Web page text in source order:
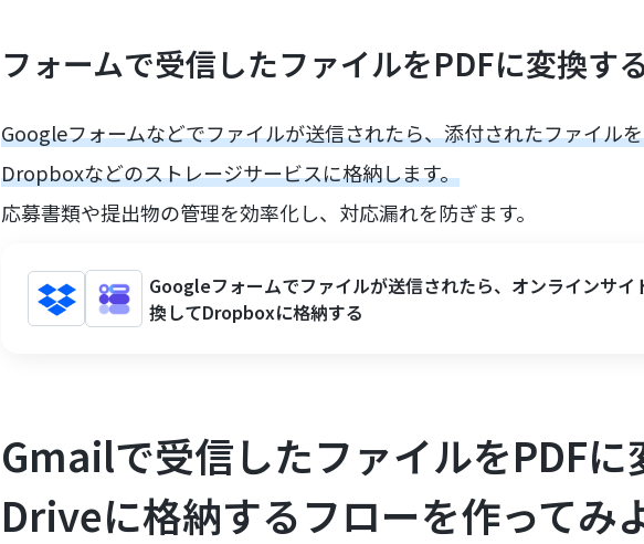
フォームで受信したファイルをPDFに変換す
Googleフォームなどでファイルが送信されたら、添付されたファイル
Dropboxなどのストレージサービスに格納します。
応募書類や提出物の管理を効率化し、対応漏れを防ぎます。
Googleフォームでファイルが送信されたら、オンラインサイ
換してDropboxに格納する
Gmailで受信したファイルをPDF
Driveに格納するフローを作ってみ